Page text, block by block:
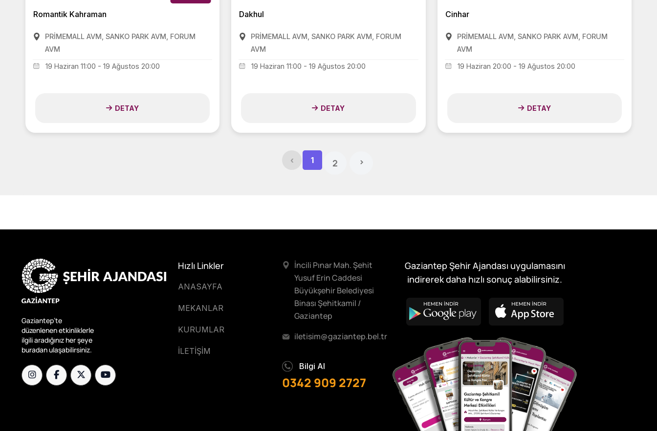
Romantik Kahraman
PRİMEMALL AVM, SANKO PARK AVM, FORUM
AVM
19 Haziran 11:00 - 19 Ağustos 20:00
DETAY
Dakhul
PRİMEMALL AVM, SANKO PARK AVM, FORUM
AVM
19 Haziran 11:00 - 19 Ağustos 20:00
DETAY
Cinhar
PRİMEMALL AVM, SANKO PARK AVM, FORUM
AVM
19 Haziran 20:00 - 19 Ağustos 20:00
DETAY
‹ 1 2 ›
Gaziantep’te
düzenlenen etkinliklerle
ilgili aradığınız her şeye
buradan ulaşabilirsiniz.
Hızlı Linkler
ANASAYFA
MEKANLAR
KURUMLAR
İLETİŞİM
İncili Pınar Mah. Şehit
Yusuf Erin Caddesi
Büyükşehir Belediyesi
Binası Şehitkamil /
Gaziantep
iletisim@gaziantep.bel.tr
Bilgi Al
0342 909 2727
Gaziantep Şehir Ajandası uygulamasını
indirerek daha hızlı sonuç alabilirsiniz.